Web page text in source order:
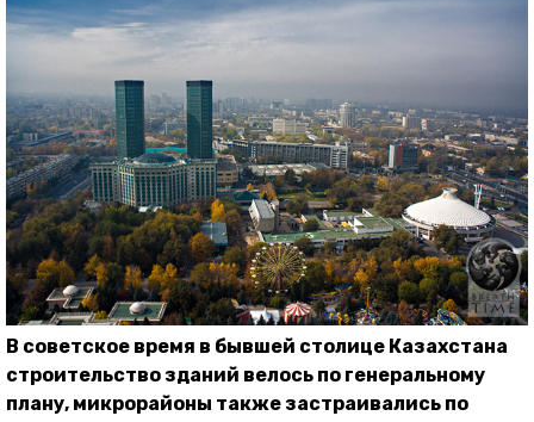
В советское время в бывшей столице Казахстана
строительство зданий велось по генеральному
плану, микрорайоны также застраивались по